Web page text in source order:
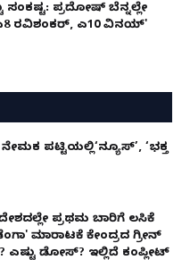
ಸಂಕಷ್ಟ: ಪ್ರದೋಷ್ ಬೆನ್ನಲ್ಲೇ
ರವಿಶಂಕರ್, ಎ10 ವಿನಯ್'
ಪಟ್ಟಿಯಲ್ಲಿ‘ನ್ಯೂಸ್’, ‘ಭಕ್ತ
ಪ್ರಥಮ ಬಾರಿಗೆ ಲಸಿಕೆ
ಮಾರಾಟಕ್ಕೆ ಕೇಂದ್ರದ ಗ್ರೀನ್
ಎಷ್ಟು ಡೋಸ್? ಇಲ್ಲಿದೆ ಕಂಪ್ಲೀಟ್